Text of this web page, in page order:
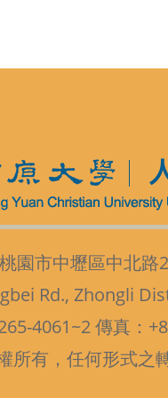
園市中壢區中北路
Rd., Zhongli
4061~2 傳真：
所有，任何形式之